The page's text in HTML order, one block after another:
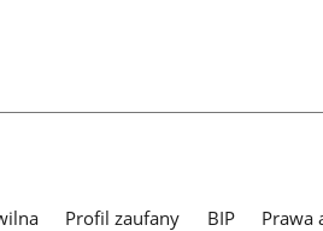
Profil zaufany BIP Prawa